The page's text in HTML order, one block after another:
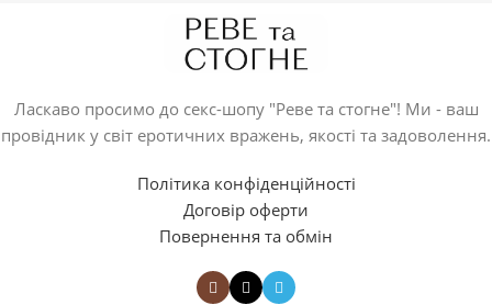
Ласкаво просимо до секс-шопу "Реве та стогне"! Ми - ваш
провідник у світ еротичних вражень, якості та задоволення.
Політика конфіденційності
Договір оферти
Повернення та обмін